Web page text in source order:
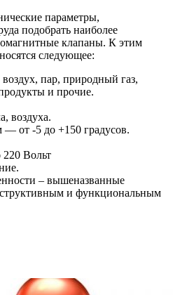
параметры,
подобрать наиболее
клапаны. К этим
следующее:
пар, природный газ,
и прочие.
воздуха.
от -5 до +150 градусов.
220 Вольт
– вышеназванные
и функциональным